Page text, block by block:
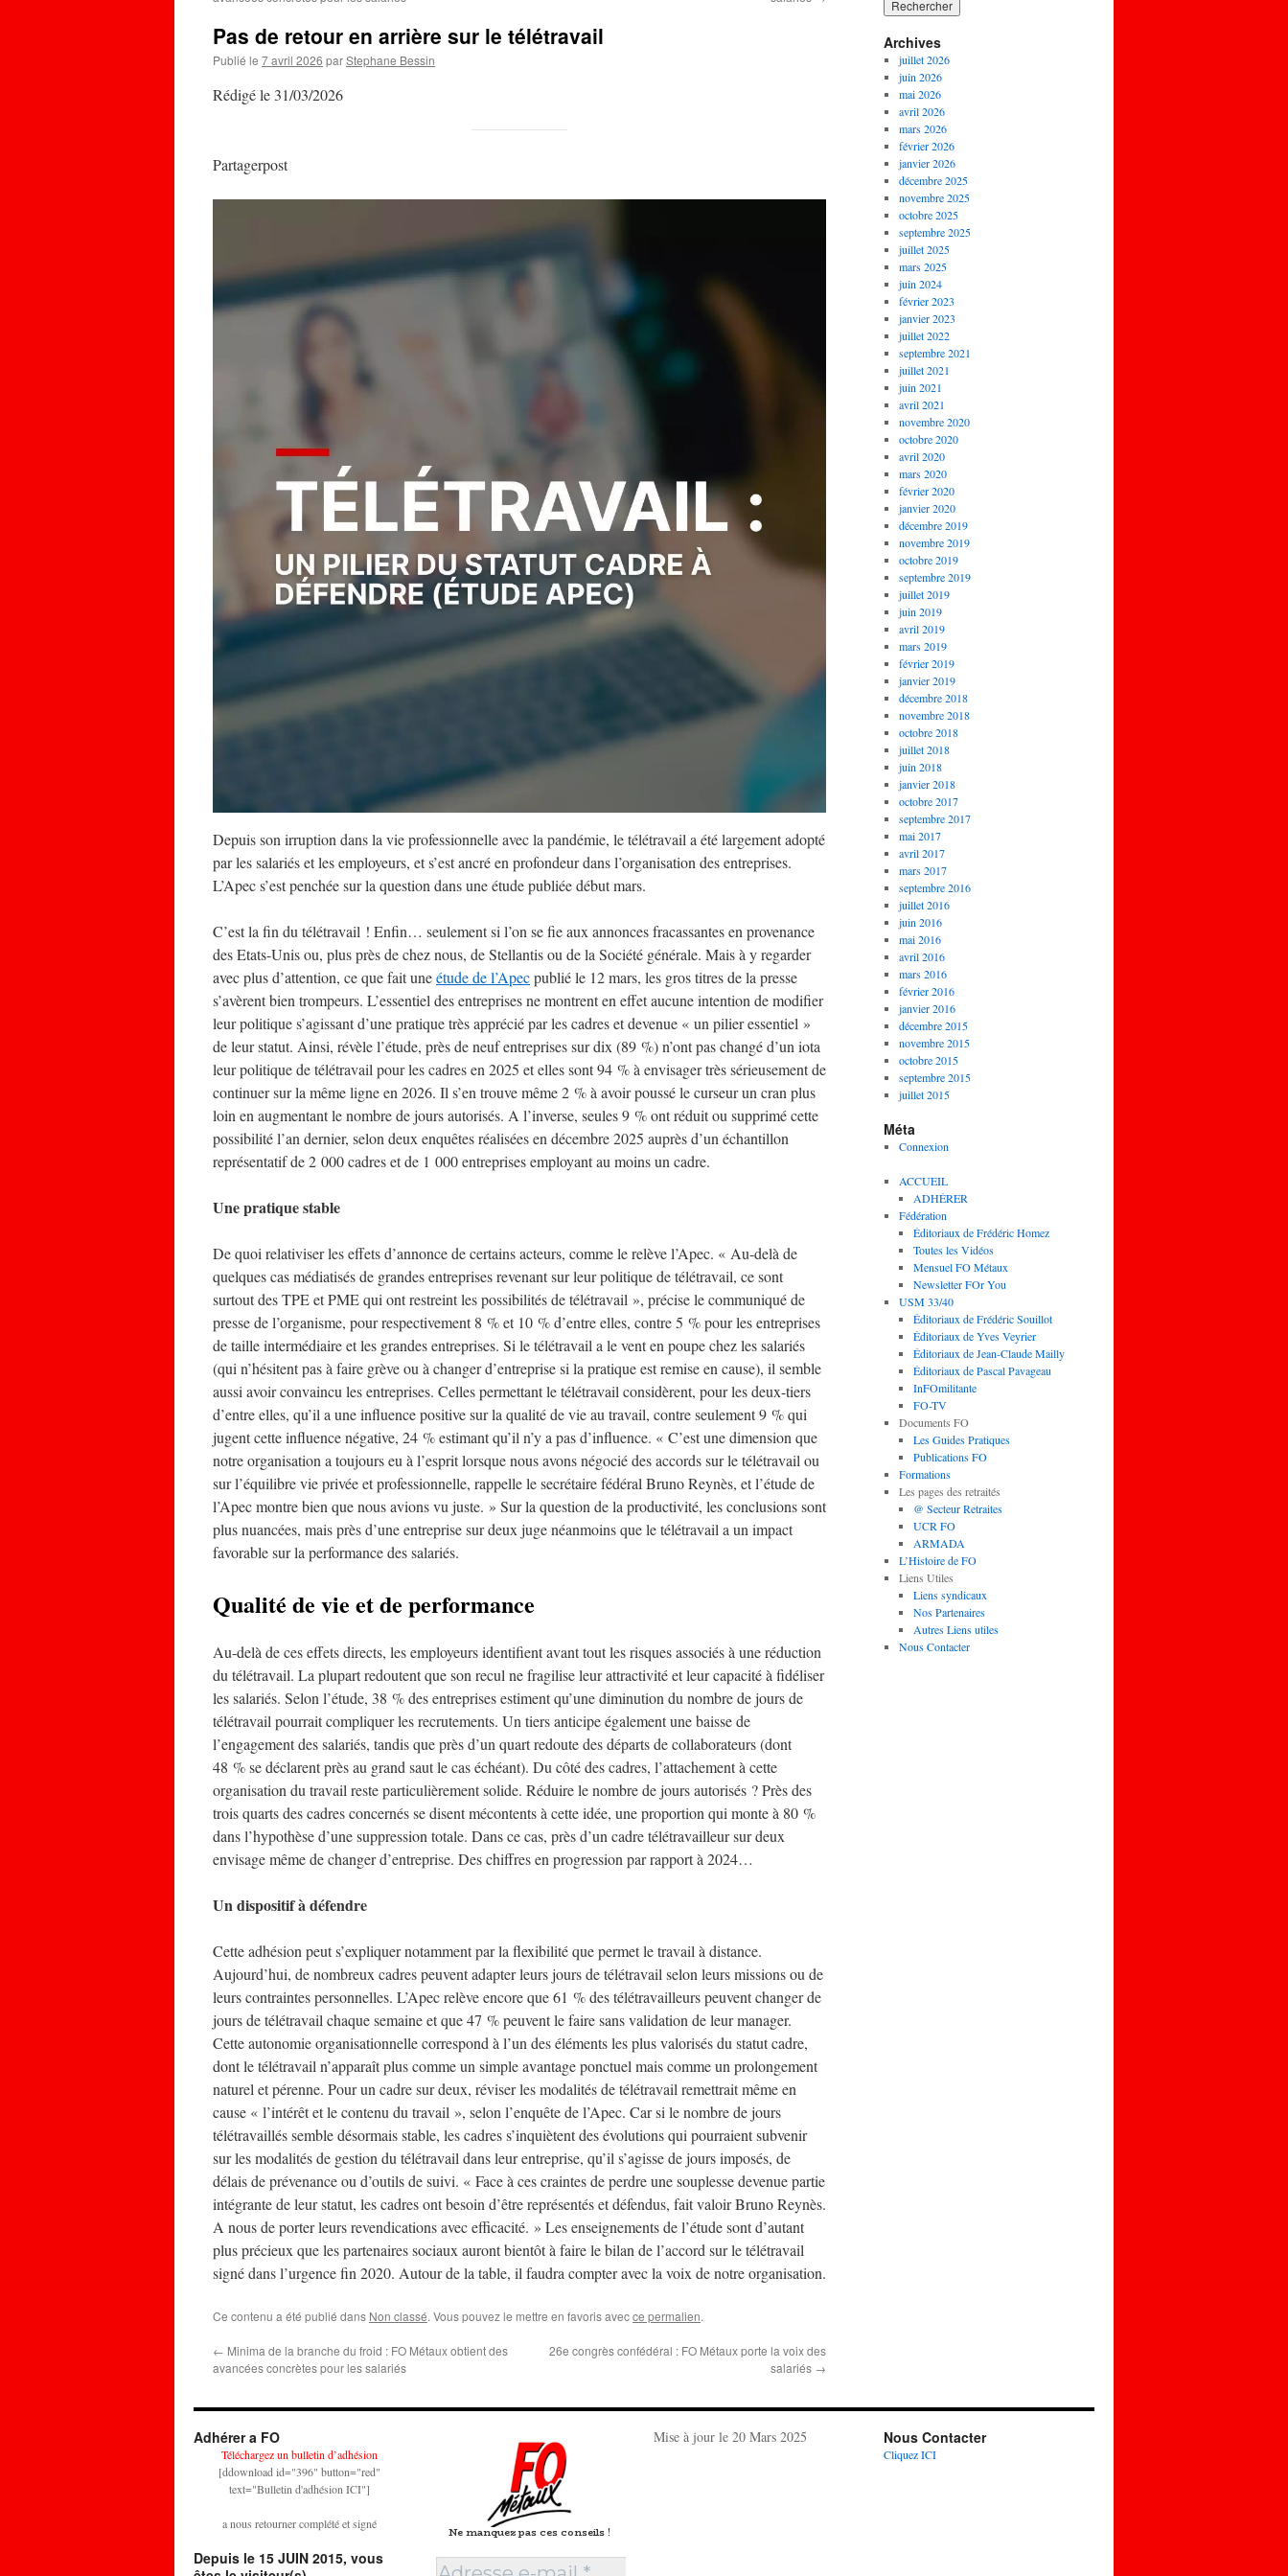
Pas de retour en arrière sur le télétravail
Publié le 7 avril 2026 parStephane Bessin
Rédigé le 31/03/2026
Partagerpost
Depuis son irruption dans la vie professionnelle avec la pandémie, le télétravail a été largement adopté
par les salariés et les employeurs, et s’est ancré en profondeur dans l’organisation des entreprises.
L’Apec s’est penchée sur la question dans une étude publiée début mars.
C’est la fin du télétravail ! Enfin… seulement si l’on se fie aux annonces fracassantes en provenance
des Etats-Unis ou, plus près de chez nous, de Stellantis ou de la Société générale. Mais à y regarder
avec plus d’attention, ce que fait uneétude de l’Apecpublié le 12 mars, les gros titres de la presse
s’avèrent bien trompeurs. L’essentiel des entreprises ne montrent en effet aucune intention de modifier
leur politique s’agissant d’une pratique très apprécié par les cadres et devenue « un pilier essentiel »
de leur statut. Ainsi, révèle l’étude, près de neuf entreprises sur dix (89 %) n’ont pas changé d’un iota
leur politique de télétravail pour les cadres en 2025 et elles sont 94 % à envisager très sérieusement de
continuer sur la même ligne en 2026. Il s’en trouve même 2 % à avoir poussé le curseur un cran plus
loin en augmentant le nombre de jours autorisés. A l’inverse, seules 9 % ont réduit ou supprimé cette
possibilité l’an dernier, selon deux enquêtes réalisées en décembre 2025 auprès d’un échantillon
représentatif de 2 000 cadres et de 1 000 entreprises employant au moins un cadre.
Une pratique stable
De quoi relativiser les effets d’annonce de certains acteurs, comme le relève l’Apec. « Au-delà de
quelques cas médiatisés de grandes entreprises revenant sur leur politique de télétravail, ce sont
surtout des TPE et PME qui ont restreint les possibilités de télétravail », précise le communiqué de
presse de l’organisme, pour respectivement 8 % et 10 % d’entre elles, contre 5 % pour les entreprises
de taille intermédiaire et les grandes entreprises. Si le télétravail a le vent en poupe chez les salariés
(qui n’hésitent pas à faire grève ou à changer d’entreprise si la pratique est remise en cause), il semble
aussi avoir convaincu les entreprises. Celles permettant le télétravail considèrent, pour les deux-tiers
d’entre elles, qu’il a une influence positive sur la qualité de vie au travail, contre seulement 9 % qui
jugent cette influence négative, 24 % estimant qu’il n’y a pas d’influence. « C’est une dimension que
notre organisation a toujours eu à l’esprit lorsque nous avons négocié des accords sur le télétravail ou
sur l’équilibre vie privée et professionnelle, rappelle le secrétaire fédéral Bruno Reynès, et l’étude de
l’Apec montre bien que nous avions vu juste. » Sur la question de la productivité, les conclusions sont
plus nuancées, mais près d’une entreprise sur deux juge néanmoins que le télétravail a un impact
favorable sur la performance des salariés.
Qualité de vie et de performance
Au-delà de ces effets directs, les employeurs identifient avant tout les risques associés à une réduction
du télétravail. La plupart redoutent que son recul ne fragilise leur attractivité et leur capacité à fidéliser
les salariés. Selon l’étude, 38 % des entreprises estiment qu’une diminution du nombre de jours de
télétravail pourrait compliquer les recrutements. Un tiers anticipe également une baisse de
l’engagement des salariés, tandis que près d’un quart redoute des départs de collaborateurs (dont
48 % se déclarent près au grand saut le cas échéant). Du côté des cadres, l’attachement à cette
organisation du travail reste particulièrement solide. Réduire le nombre de jours autorisés ? Près des
trois quarts des cadres concernés se disent mécontents à cette idée, une proportion qui monte à 80 %
dans l’hypothèse d’une suppression totale. Dans ce cas, près d’un cadre télétravailleur sur deux
envisage même de changer d’entreprise. Des chiffres en progression par rapport à 2024…
Un dispositif à défendre
Cette adhésion peut s’expliquer notamment par la flexibilité que permet le travail à distance.
Aujourd’hui, de nombreux cadres peuvent adapter leurs jours de télétravail selon leurs missions ou de
leurs contraintes personnelles. L’Apec relève encore que 61 % des télétravailleurs peuvent changer de
jours de télétravail chaque semaine et que 47 % peuvent le faire sans validation de leur manager.
Cette autonomie organisationnelle correspond à l’un des éléments les plus valorisés du statut cadre,
dont le télétravail n’apparaît plus comme un simple avantage ponctuel mais comme un prolongement
naturel et pérenne. Pour un cadre sur deux, réviser les modalités de télétravail remettrait même en
cause « l’intérêt et le contenu du travail », selon l’enquête de l’Apec. Car si le nombre de jours
télétravaillés semble désormais stable, les cadres s’inquiètent des évolutions qui pourraient subvenir
sur les modalités de gestion du télétravail dans leur entreprise, qu’il s’agisse de jours imposés, de
délais de prévenance ou d’outils de suivi. « Face à ces craintes de perdre une souplesse devenue partie
intégrante de leur statut, les cadres ont besoin d’être représentés et défendus, fait valoir Bruno Reynès.
A nous de porter leurs revendications avec efficacité. » Les enseignements de l’étude sont d’autant
plus précieux que les partenaires sociaux auront bientôt à faire le bilan de l’accord sur le télétravail
signé dans l’urgence fin 2020. Autour de la table, il faudra compter avec la voix de notre organisation.
Ce contenu a été publié dans Non classé. Vous pouvez le mettre en favoris avecce permalien.
← Minima de la branche du froid : FO Métaux obtient des
avancées concrètes pour les salariés
26e congrès confédéral : FO Métaux porte la voix des
salariés →
Archives
juillet 2026
juin 2026
mai 2026
avril 2026
mars 2026
février 2026
janvier 2026
décembre 2025
novembre 2025
octobre 2025
septembre 2025
juillet 2025
mars 2025
juin 2024
février 2023
janvier 2023
juillet 2022
septembre 2021
juillet 2021
juin 2021
avril 2021
novembre 2020
octobre 2020
avril 2020
mars 2020
février 2020
janvier 2020
décembre 2019
novembre 2019
octobre 2019
septembre 2019
juillet 2019
juin 2019
avril 2019
mars 2019
février 2019
janvier 2019
décembre 2018
novembre 2018
octobre 2018
juillet 2018
juin 2018
janvier 2018
octobre 2017
septembre 2017
mai 2017
avril 2017
mars 2017
septembre 2016
juillet 2016
juin 2016
mai 2016
avril 2016
mars 2016
février 2016
janvier 2016
décembre 2015
novembre 2015
octobre 2015
septembre 2015
juillet 2015
Méta
Connexion
ACCUEIL
ADHÉRER
Fédération
Éditoriaux de Frédéric Homez
Toutes les Vidéos
Mensuel FO Métaux
Newsletter FOr You
USM 33/40
Éditoriaux de Frédéric Souillot
Éditoriaux de Yves Veyrier
Éditoriaux de Jean-Claude Mailly
Éditoriaux de Pascal Pavageau
InFOmilitante
FO-TV
Documents FO
Les Guides Pratiques
Publications FO
Formations
Les pages des retraités
@ Secteur Retraites
UCR FO
ARMADA
L’Histoire de FO
Liens Utiles
Liens syndicaux
Nos Partenaires
Autres Liens utiles
Nous Contacter
Adhérer a FO
Téléchargez un bulletin d’adhésion
[ddownload id="396" button="red"
text="Bulletin d'adhésion ICI"]
a nous retourner complété et signé
Depuis le 15 JUIN 2015, vous
Ne manquez pas ces conseils !
Mise à jour le 20 Mars 2025 Nous Contacter
Cliquez ICI